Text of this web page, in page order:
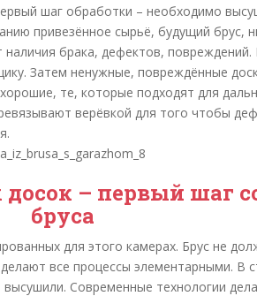
шаг обработки – необходимо
привезённое сырьё, будущий брус,
брака, дефектов, повреждений.
Затем ненужные, повреждённые
те, которые подходят для
верёвкой для того чтобы
– первый шаг
бруса
для этого камерах. Брус не
все процессы элементарными. В
Современные технологии